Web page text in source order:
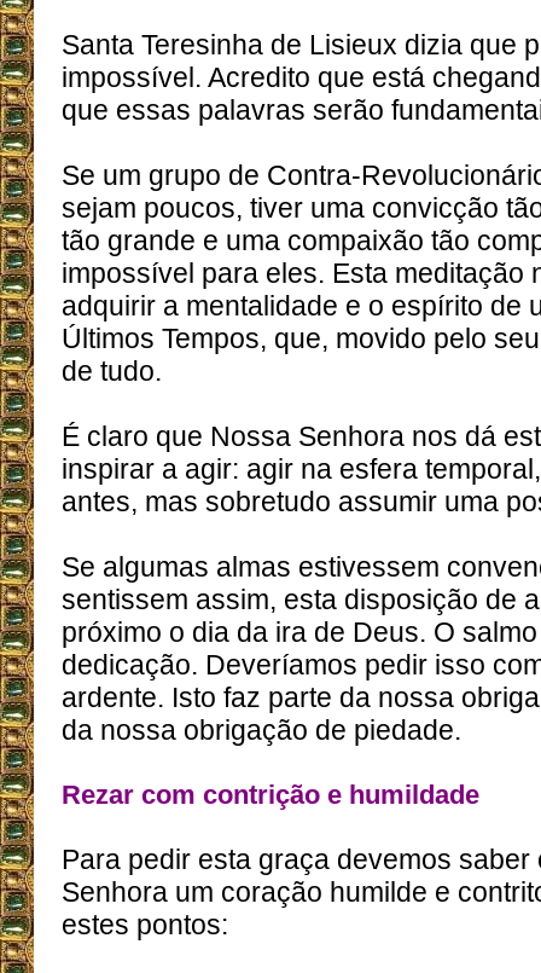
Santa Teresinha de Lisieux dizia que
impossível. Acredito que está
que essas palavras serão
Se um grupo de Contra-
sejam poucos, tiver uma convicção
tão grande e uma compaixão tão
impossível para eles. Esta meditação
adquirir a mentalidade e o espírito de
Últimos Tempos, que, movido pelo
de tudo.
É claro que Nossa Senhora nos dá
inspirar a agir: agir na esfera
antes, mas sobretudo assumir uma
Se algumas almas estivessem
sentissem assim, esta disposição de
próximo o dia da ira de Deus. O
dedicação. Deveríamos pedir isso
ardente. Isto faz parte da nossa
da nossa obrigação de piedade.
Rezar com contrição e humildade
Para pedir esta graça devemos
Senhora um coração humilde e
estes pontos: